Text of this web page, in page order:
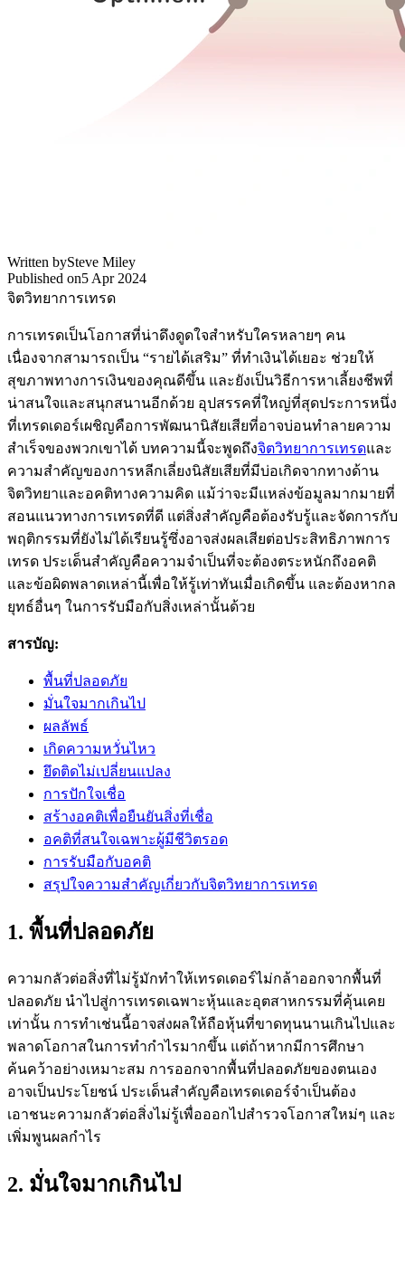
Written bySteve Miley
Published on5 Apr 2024
จิตวิทยาการเทรด
การเทรดเป็นโอกาสที่น่าดึงดูดใจสำหรับใครหลายๆ คน
เนื่องจากสามารถเป็น “รายได้เสริม” ที่ทำเงินได้เยอะ ช่วยให้
สุขภาพทางการเงินของคุณดีขึ้น และยังเป็นวิธีการหาเลี้ยงชีพที่
น่าสนใจและสนุกสนานอีกด้วย อุปสรรคที่ใหญ่ที่สุดประการหนึ่ง
ที่เทรดเดอร์เผชิญคือการพัฒนานิสัยเสียที่อาจบ่อนทำลายความ
สำเร็จของพวกเขาได้ บทความนี้จะพูดถึงจิตวิทยาการเทรดและ
ความสำคัญของการหลีกเลี่ยงนิสัยเสียที่มีบ่อเกิดจากทางด้าน
จิตวิทยาและอคติทางความคิด แม้ว่าจะมีแหล่งข้อมูลมากมายที่
สอนแนวทางการเทรดที่ดี แต่สิ่งสำคัญคือต้องรับรู้และจัดการกับ
พฤติกรรมที่ยังไม่ได้เรียนรู้ซึ่งอาจส่งผลเสียต่อประสิทธิภาพการ
เทรด ประเด็นสำคัญคือความจำเป็นที่จะต้องตระหนักถึงอคติ
และข้อผิดพลาดเหล่านี้เพื่อให้รู้เท่าทันเมื่อเกิดขึ้น และต้องหากล
ยุทธ์อื่นๆ ในการรับมือกับสิ่งเหล่านั้นด้วย
สารบัญ:
พื้นที่ปลอดภัย
มั่นใจมากเกินไป
ผลลัพธ์
เกิดความหวั่นไหว
ยึดติดไม่เปลี่ยนแปลง
การปักใจเชื่อ
สร้างอคติเพื่อยืนยันสิ่งที่เชื่อ
อคติที่สนใจเฉพาะผู้มีชีวิตรอด
การรับมือกับอคติ
สรุปใจความสำคัญเกี่ยวกับจิตวิทยาการเทรด
1. พื้นที่ปลอดภัย
ความกลัวต่อสิ่งที่ไม่รู้มักทำให้เทรดเดอร์ไม่กล้าออกจากพื้นที่
ปลอดภัย นำไปสู่การเทรดเฉพาะหุ้นและอุตสาหกรรมที่คุ้นเคย
เท่านั้น การทำเช่นนี้อาจส่งผลให้ถือหุ้นที่ขาดทุนนานเกินไปและ
พลาดโอกาสในการทำกำไรมากขึ้น แต่ถ้าหากมีการศึกษา
ค้นคว้าอย่างเหมาะสม การออกจากพื้นที่ปลอดภัยของตนเอง
อาจเป็นประโยชน์ ประเด็นสำคัญคือเทรดเดอร์จำเป็นต้อง
เอาชนะความกลัวต่อสิ่งไม่รู้เพื่อออกไปสำรวจโอกาสใหม่ๆ และ
เพิ่มพูนผลกำไร
2. มั่นใจมากเกินไป